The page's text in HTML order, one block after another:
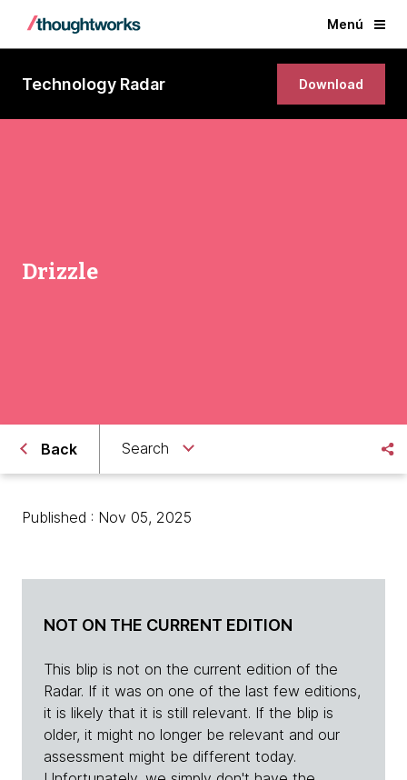
Menú
Technology Radar Download
Drizzle
Back Search
Published : Nov 05, 2025
NOT ON THE CURRENT EDITION
This blip is not on the current edition of the
Radar. If it was on one of the last few editions,
it is likely that it is still relevant. If the blip is
older, it might no longer be relevant and our
assessment might be different today.